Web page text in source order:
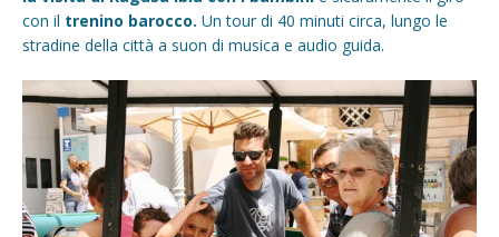
con il trenino barocco. Un tour di 40 minuti circa, lungo le
stradine della città a suon di musica e audio guida.